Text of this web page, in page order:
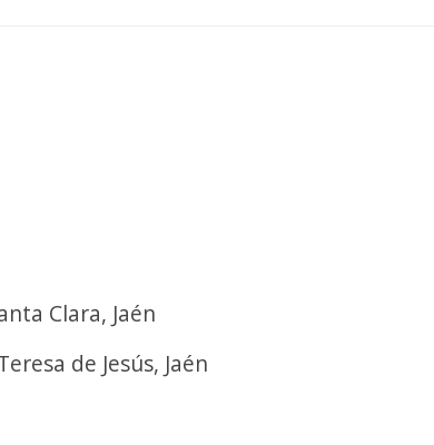
Clara, Jaén
de Jesús, Jaén